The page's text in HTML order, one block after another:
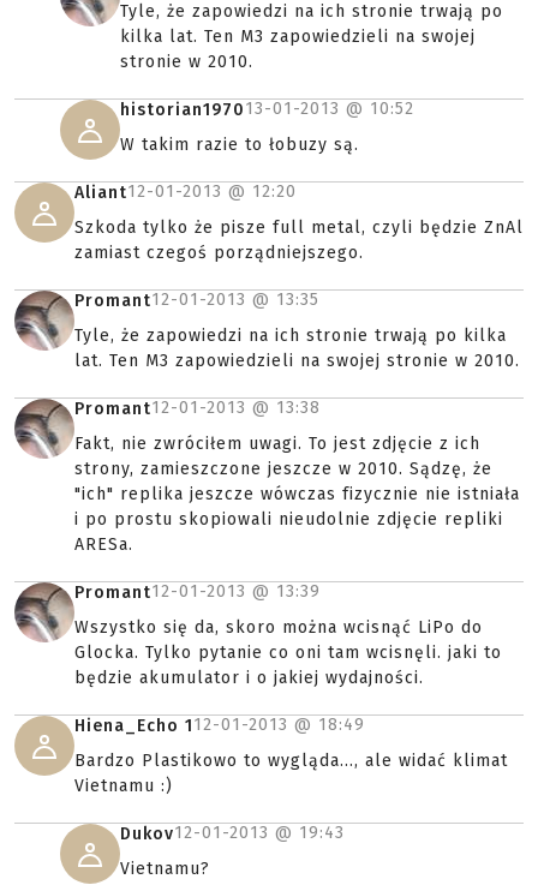
Tyle, że zapowiedzi na ich stronie trwają po
kilka lat. Ten M3 zapowiedzieli na swojej
stronie w 2010.
historian197013-01-2013 @ 10:52
W takim razie to łobuzy są.
Aliant12-01-2013 @ 12:20
Szkoda tylko że pisze full metal, czyli będzie ZnAl
zamiast czegoś porządniejszego.
Promant12-01-2013 @ 13:35
Tyle, że zapowiedzi na ich stronie trwają po kilka
lat. Ten M3 zapowiedzieli na swojej stronie w 2010.
Promant12-01-2013 @ 13:38
Fakt, nie zwróciłem uwagi. To jest zdjęcie z ich
strony, zamieszczone jeszcze w 2010. Sądzę, że
"ich" replika jeszcze wówczas fizycznie nie istniała
i po prostu skopiowali nieudolnie zdjęcie repliki
ARESa.
Promant12-01-2013 @ 13:39
Wszystko się da, skoro można wcisnąć LiPo do
Glocka. Tylko pytanie co oni tam wcisnęli. jaki to
będzie akumulator i o jakiej wydajności.
Hiena_Echo 112-01-2013 @ 18:49
Bardzo Plastikowo to wygląda..., ale widać klimat
Vietnamu :)
Dukov12-01-2013 @ 19:43
Vietnamu?